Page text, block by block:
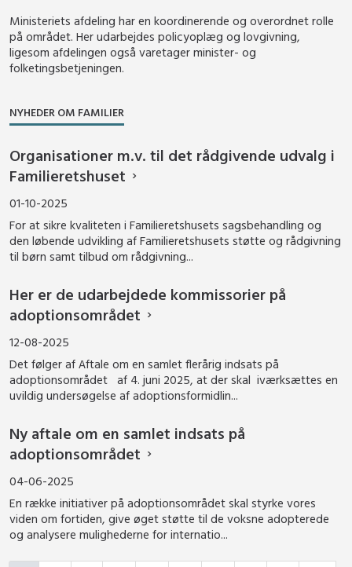
Ministeriets afdeling har en koordinerende og overordnet rolle
på området. Her udarbejdes policyoplæg og lovgivning,
ligesom afdelingen også varetager minister- og
folketingsbetjeningen.
NYHEDER OM FAMILIER
Organisationer m.v. til det rådgivende udvalg i
Familieretshuset
01-10-2025
For at sikre kvaliteten i Familieretshusets sagsbehandling og
den løbende udvikling af Familieretshusets støtte og rådgivning
til børn samt tilbud om rådgivning...
Her er de udarbejdede kommissorier på
adoptionsområdet
12-08-2025
Det følger af Aftale om en samlet flerårig indsats på
adoptionsområdet af 4. juni 2025, at der skal iværksættes en
uvildig undersøgelse af adoptionsformidlin...
Ny aftale om en samlet indsats på
adoptionsområdet
04-06-2025
En række initiativer på adoptionsområdet skal styrke vores
viden om fortiden, give øget støtte til de voksne adopterede
og analysere mulighederne for internatio...